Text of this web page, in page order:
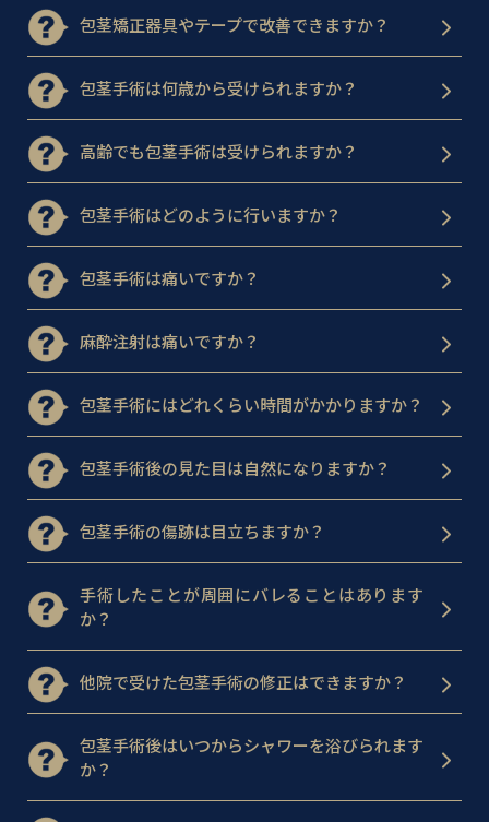
包茎矯正器具やテープで改善できますか？
包茎手術は何歳から受けられますか？
高齢でも包茎手術は受けられますか？
包茎手術はどのように行いますか？
包茎手術は痛いですか？
麻酔注射は痛いですか？
包茎手術にはどれくらい時間がかかりますか？
包茎手術後の見た目は自然になりますか？
包茎手術の傷跡は目立ちますか？
手術したことが周囲にバレることはあります
か？
他院で受けた包茎手術の修正はできますか？
包茎手術後はいつからシャワーを浴びられます
か？